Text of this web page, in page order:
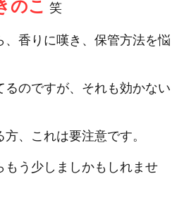
のこ 笑
、香りに嘆き、保管方法を悩
るのですが、それも効かない
、これは要注意です。
もう少しましかもしれませ